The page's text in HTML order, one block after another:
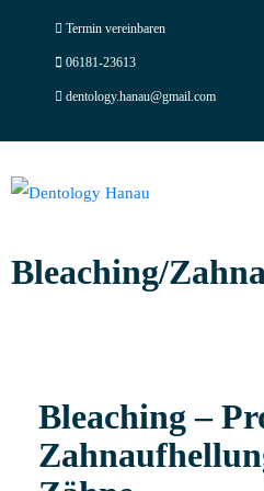
Termin vereinbaren
06181-23613
dentology.hanau@gmail.com
Bleaching/
Bleaching –